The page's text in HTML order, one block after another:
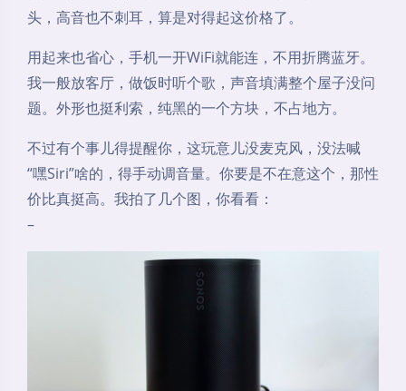
头，高音也不刺耳，算是对得起这价格了。
用起来也省心，手机一开WiFi就能连，不用折腾蓝牙。
我一般放客厅，做饭时听个歌，声音填满整个屋子没问
题。外形也挺利索，纯黑的一个方块，不占地方。
不过有个事儿得提醒你，这玩意儿没麦克风，没法喊
“嘿Siri”啥的，得手动调音量。你要是不在意这个，那性
价比真挺高。我拍了几个图，你看看：
–